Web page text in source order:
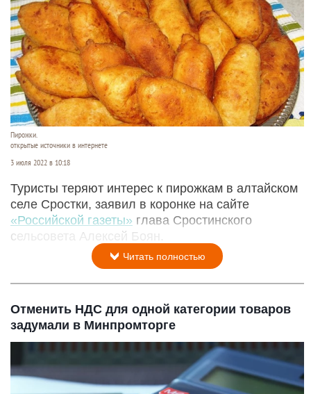
Пирожки.
открытые источники в интернете
3 июля 2022 в 10:18
Туристы теряют интерес к пирожкам в алтайском
селе Сростки, заявил в коронке на сайте
«Российской газеты» глава Сростинского
сельсовета Алексей Боян.
Читать полностью
Отменить НДС для одной категории товаров
задумали в Минпромторге